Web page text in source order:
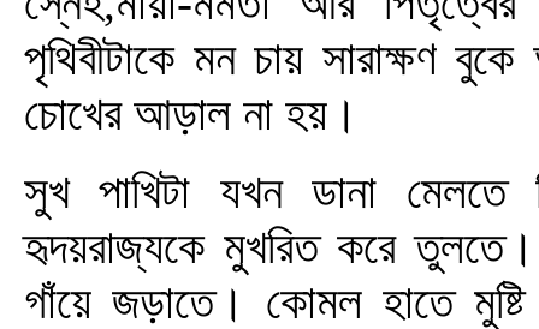
পৃথিবীটাকে মন চায় সারাক্ষণ
চোখের আড়াল না হয়।
সুখ পাখিটা যখন ডানা
হৃদয়রাজ্যকে মুখরিত করে তুলতে।
গাঁয়ে জড়াতে। কোমল হাতে মুষ্টি